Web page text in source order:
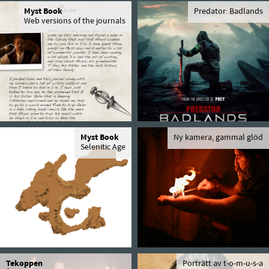
Myst Book
Web versions of the journals
Predator: Badlands
Myst Book
Selenitic Age
Ny kamera, gammal glöd
Tekoppen
Porträtt av t-o-m-u-s-a